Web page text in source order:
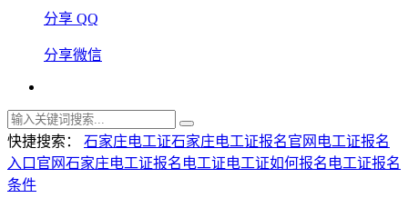
分享 QQ
分享微信
快捷搜索： 石家庄电工证石家庄电工证报名官网 电工证报名
入口官网石家庄电工证报名 电工证电工证如何报名 电工证报名
条件